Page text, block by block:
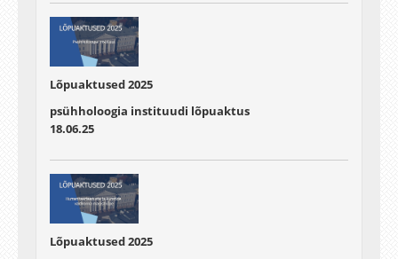
Lõpuaktused 2025
psühholoogia instituudi lõpuaktus
18.06.25
Lõpuaktused 2025